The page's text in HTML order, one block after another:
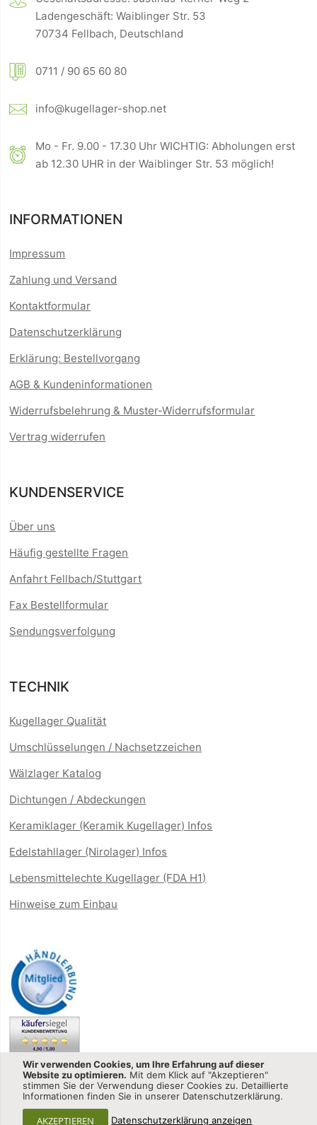
Wir verwenden Cookies, um Ihre Erfahrung auf dieser
Website zu optimieren. Mit dem Klick auf "Akzeptieren"
stimmen Sie der Verwendung dieser Cookies zu. Detaillierte
Informationen finden Sie in unserer Datenschutzerklärung.
AKZEPTIEREN Datenschutzerklärung anzeigen
Ladengeschäft: Waiblinger Str. 53
70734 Fellbach, Deutschland
0711 / 90 65 60 80
info@kugellager-shop.net
Mo - Fr. 9.00 - 17.30 Uhr WICHTIG: Abholungen erst
ab 12.30 UHR in der Waiblinger Str. 53 möglich!
INFORMATIONEN
Impressum
Zahlung und Versand
Kontaktformular
Datenschutzerklärung
Erklärung: Bestellvorgang
AGB & Kundeninformationen
Widerrufsbelehrung & Muster-Widerrufsformular
Vertrag widerrufen
KUNDENSERVICE
Über uns
Häufig gestellte Fragen
Anfahrt Fellbach/Stuttgart
Fax Bestellformular
Sendungsverfolgung
TECHNIK
Kugellager Qualität
Umschlüsselungen / Nachsetzzeichen
Wälzlager Katalog
Dichtungen / Abdeckungen
Keramiklager (Keramik Kugellager) Infos
Edelstahllager (Nirolager) Infos
Lebensmittelechte Kugellager (FDA H1)
Hinweise zum Einbau
Reserved.